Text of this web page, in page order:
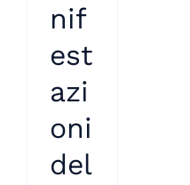
nif
est
azi
oni
del